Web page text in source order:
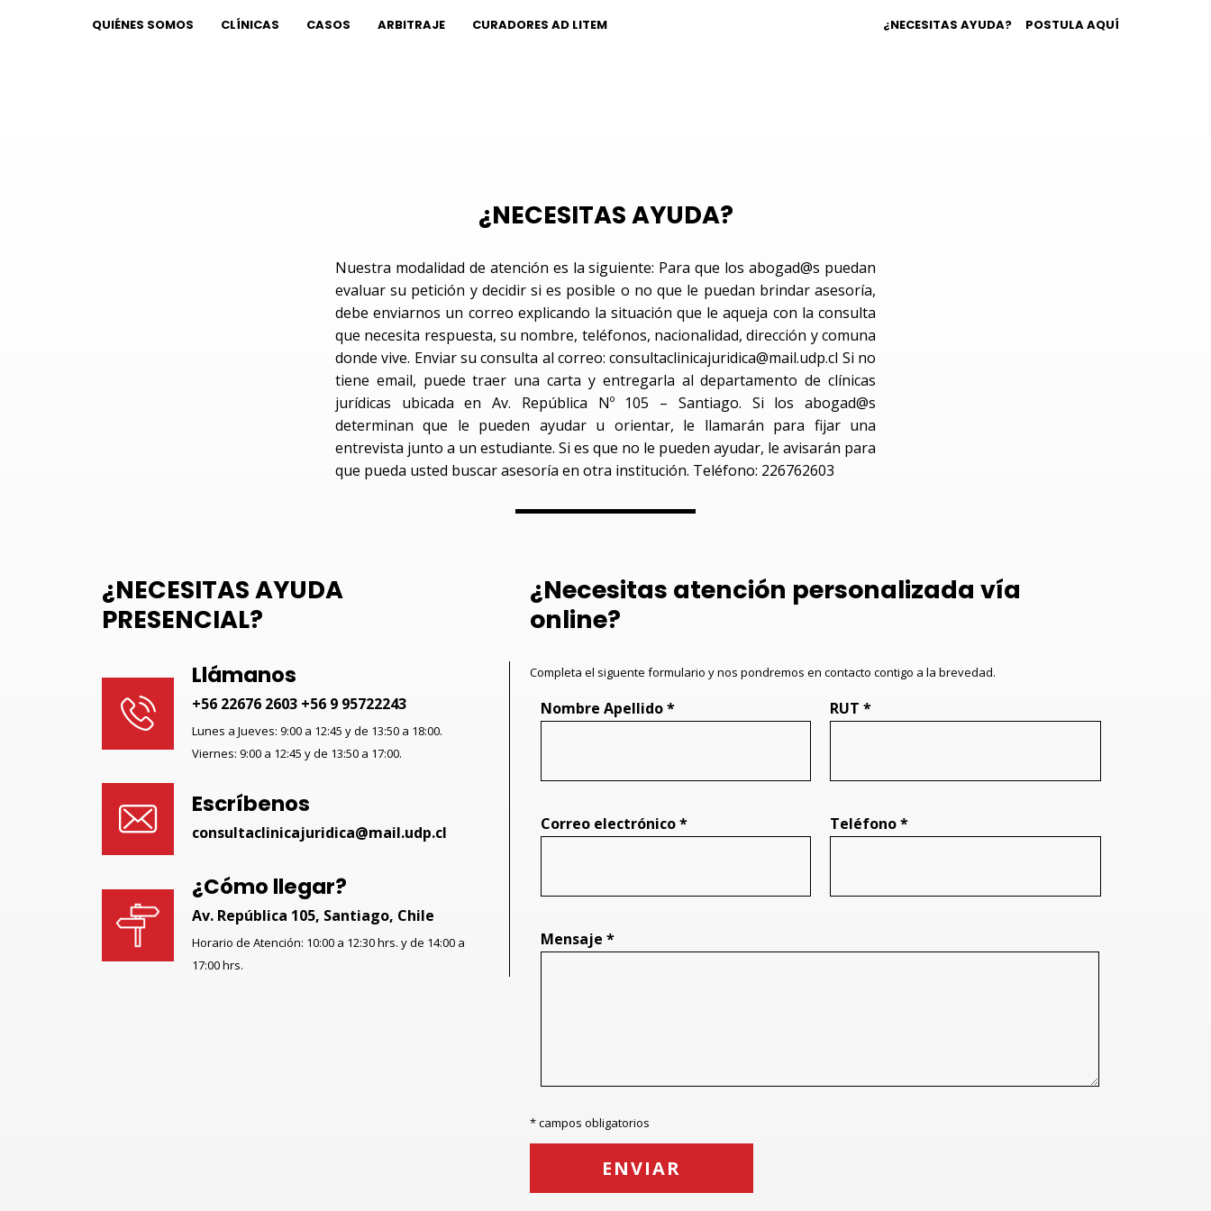
QUIÉNES SOMOS CLÍNICAS CASOS ARBITRAJE CURADORES AD LITEM ¿NECESITAS AYUDA? POSTULA AQUÍ
¿NECESITAS AYUDA?
Nuestra modalidad de atención es la siguiente: Para que los abogad@s puedan
evaluar su petición y decidir si es posible o no que le puedan brindar asesoría,
debe enviarnos un correo explicando la situación que le aqueja con la consulta
que necesita respuesta, su nombre, teléfonos, nacionalidad, dirección y comuna
donde vive. Enviar su consulta al correo:consultaclinicajuridica@mail.udp.cl Si no
tiene email, puede traer una carta y entregarla al departamento de clínicas
jurídicas ubicada en Av. República Nº 105 – Santiago. Si los abogad@s
determinan que le pueden ayudar u orientar, le llamarán para fijar una
entrevista junto a un estudiante. Si es que no le pueden ayudar, le avisarán para
que pueda usted buscar asesoría en otra institución. Teléfono: 226762603
¿NECESITAS AYUDA
PRESENCIAL?
Llámanos
+56 22676 2603 +56 9 95722243
Lunes a Jueves: 9:00 a 12:45 y de 13:50 a 18:00.
Viernes: 9:00 a 12:45 y de 13:50 a 17:00.
Escríbenos
consultaclinicajuridica@mail.udp.cl
¿Cómo llegar?
Av. República 105, Santiago, Chile
Horario de Atención: 10:00 a 12:30 hrs. y de 14:00 a
17:00 hrs.
¿Necesitas atención personalizada vía
online?
Completa el siguente formulario y nos pondremos en contacto contigo a la brevedad.
Nombre Apellido * RUT *
Correo electrónico * Teléfono *
Mensaje *
* campos obligatorios
ENVIAR